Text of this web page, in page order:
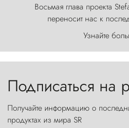
Восьмая глава проекта
переносит нас к
первозданного мира,
первобытной яростью
Торрес-дель-Пайне,
Узнайте
Подписаться на
Получайте информацию о
продуктах из мира SR